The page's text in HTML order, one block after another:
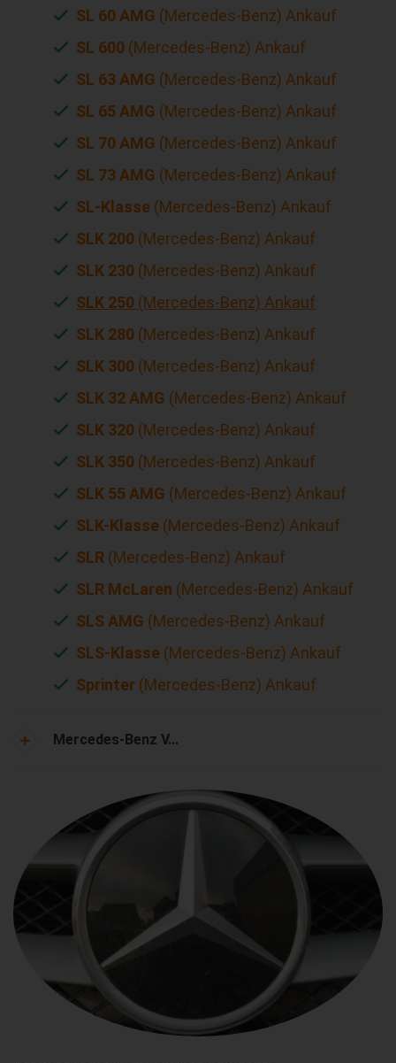
SL 60 AMG (Mercedes-Benz) Ankauf
SL 600 (Mercedes-Benz) Ankauf
SL 63 AMG (Mercedes-Benz) Ankauf
SL 65 AMG (Mercedes-Benz) Ankauf
SL 70 AMG (Mercedes-Benz) Ankauf
SL 73 AMG (Mercedes-Benz) Ankauf
SL-Klasse (Mercedes-Benz) Ankauf
SLK 200 (Mercedes-Benz) Ankauf
SLK 230 (Mercedes-Benz) Ankauf
SLK 250 (Mercedes-Benz) Ankauf
SLK 280 (Mercedes-Benz) Ankauf
SLK 300 (Mercedes-Benz) Ankauf
SLK 32 AMG (Mercedes-Benz) Ankauf
SLK 320 (Mercedes-Benz) Ankauf
SLK 350 (Mercedes-Benz) Ankauf
SLK 55 AMG (Mercedes-Benz) Ankauf
SLK-Klasse (Mercedes-Benz) Ankauf
SLR (Mercedes-Benz) Ankauf
SLR McLaren (Mercedes-Benz) Ankauf
SLS AMG (Mercedes-Benz) Ankauf
SLS-Klasse (Mercedes-Benz) Ankauf
Sprinter (Mercedes-Benz) Ankauf
Mercedes-Benz V...